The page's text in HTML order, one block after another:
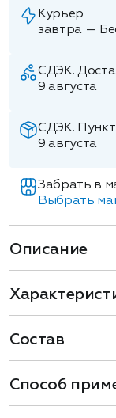
Курьер
завтра —
СДЭК.
9 августа
СДЭК.
9 августа
Забрать в
Выбрать
Описание
Состав
Способ